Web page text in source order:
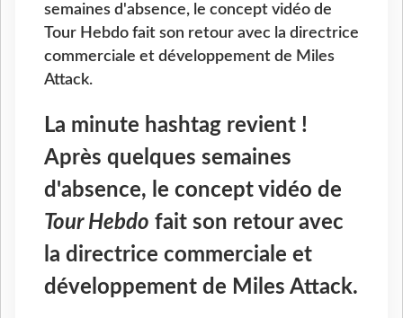
semaines d'absence, le concept vidéo de
Tour Hebdo fait son retour avec la directrice
commerciale et développement de Miles
Attack.
La minute hashtag revient !
Après quelques semaines
d'absence, le concept vidéo de
Tour Hebdo fait son retour avec
la directrice commerciale et
développement de Miles Attack.